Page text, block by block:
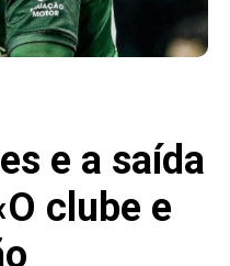
e a saída
clube e